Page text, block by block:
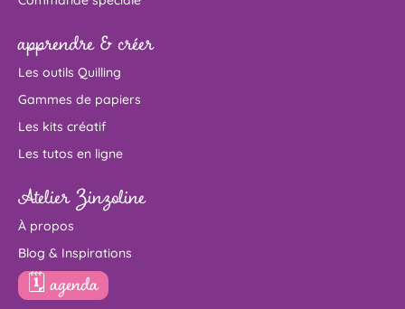
apprendre & créer
Les outils Quilling
Gammes de papiers
Les kits créatif
Les tutos en ligne
Atelier Zinzoline
À propos
Blog & Inspirations
🗓 agenda